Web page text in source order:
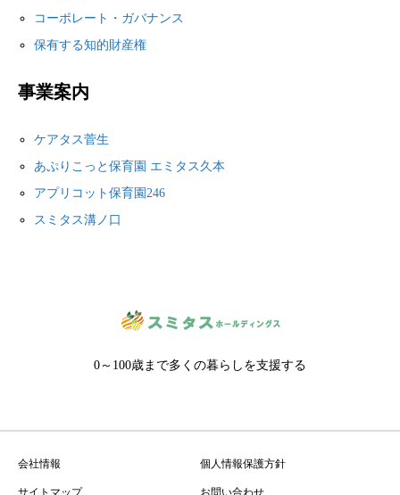
コーポレート・ガバナンス
保有する知的財産権
事業案内
ケアタス菅生
あぷりこっと保育園 エミタス久本
アプリコット保育園246
スミタス溝ノ口
0～100歳まで多くの暮らしを支援する
会社情報 個人情報保護方針
サイトマップ お問い合わせ